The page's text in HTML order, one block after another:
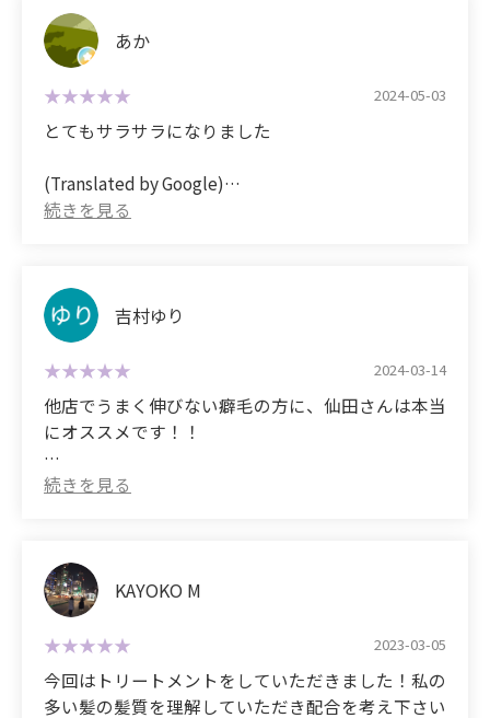
(Translated by Google)
My hair wasn't growing well, but after getting
regular hair quality improvement treatments, it's
become so beautiful. Ms. Date gave me a thorough
consultation and did a great job with the
coloring♪ I would definitely like to go back
again♪
あか
2024-05-03
とてもサラサラになりました
(Translated by Google)
It became very smooth
吉村ゆり
2024-03-14
他店でうまく伸びない癖毛の方に、仙田さんは本当
にオススメです！！
2年前に関西に引っ越してきてから、美容室難民で
レートの仕上がりに大満足です！剛毛な癖がしっか
り伸びています！
自分の髪とは思えないほどの出来で感謝しかありま
せん！癖毛や髪質で悩んでいる方が救われるよう
に、、、という思いで書きました！
KAYOKO M
2023-03-05
今回はトリートメントをしていただきました！私の
多い髪の髪質を理解していただき配合を考え下さい